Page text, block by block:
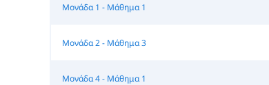
Μονάδα 1 - Μάθημα 1
Μονάδα 2 - Μάθημα 3
Μονάδα 4 - Μάθημα 1